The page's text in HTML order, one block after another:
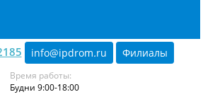
info@ipdrom.ru Филиалы
Время работы:
Будни 9:00-18:00